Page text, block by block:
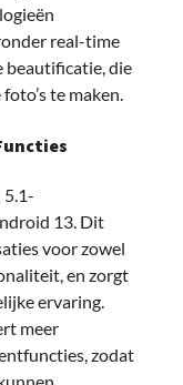
real-time
beautificatie, die
te maken.
5.1-
13. Dit
voor zowel
en zorgt
ervaring.
meer
zodat